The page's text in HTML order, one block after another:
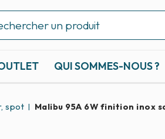
QUI SOMMES-NOUS ?
spot Malibu 95A 6W finition inox